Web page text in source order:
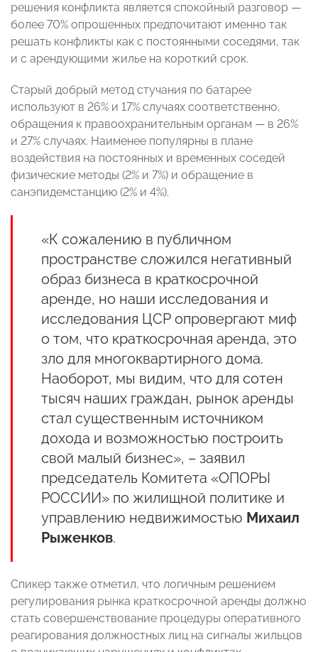
решения конфликта является спокойный разговор —
более 70% опрошенных предпочитают именно так
решать конфликты как с постоянными соседями, так
и с арендующими жилье на короткий срок.
Старый добрый метод стучания по батарее
используют в 26% и 17% случаях соответственно,
обращения к правоохранительным органам — в 26%
и 27% случаях. Наименее популярны в плане
воздействия на постоянных и временных соседей
физические методы (2% и 7%) и обращение в
санэпидемстанцию (2% и 4%).
«К сожалению в публичном
пространстве сложился негативный
образ бизнеса в краткосрочной
аренде, но наши исследования и
исследования ЦСР опровергают миф
о том, что краткосрочная аренда, это
зло для многоквартирного дома.
Наоборот, мы видим, что для сотен
тысяч наших граждан, рынок аренды
стал существенным источником
дохода и возможностью построить
свой малый бизнес», – заявил
председатель Комитета «ОПОРЫ
РОССИИ» по жилищной политике и
управлению недвижимостью Михаил
Рыженков.
Спикер также отметил, что логичным решением
регулирования рынка краткосрочной аренды должно
стать совершенствование процедуры оперативного
реагирования должностных лиц на сигналы жильцов